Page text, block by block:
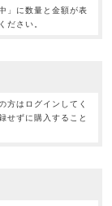
」に数量と金額が表
ださい。
方はログインしてく
せずに購入すること